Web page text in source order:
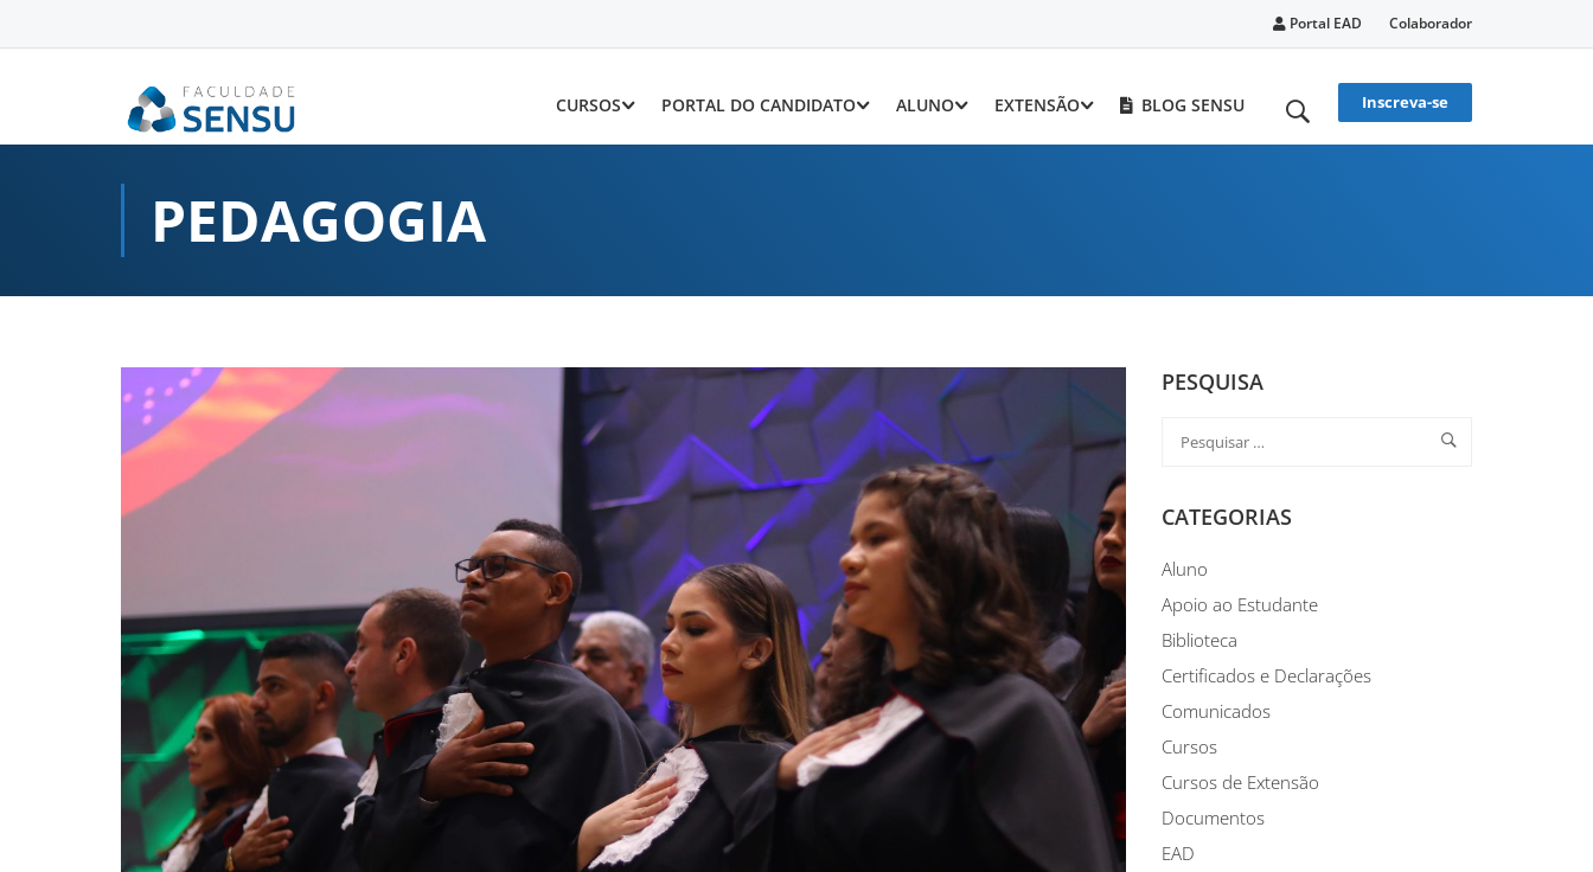
Portal EAD Colaborador
CURSOS PORTAL DO CANDIDATO ALUNO EXTENSÃO BLOG SENSU Inscreva-se
PEDAGOGIA
PESQUISA
CATEGORIAS
Aluno
Apoio ao Estudante
Biblioteca
Certificados e Declarações
Comunicados
Cursos
Cursos de Extensão
Documentos
EAD